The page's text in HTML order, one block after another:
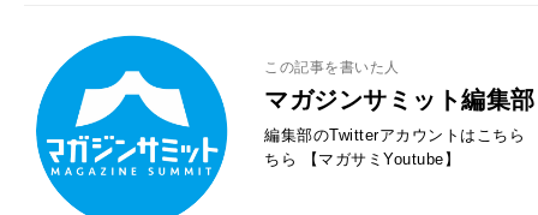
この記事を書いた人
マガジンサミット編集部
編集部のTwitterアカウントはこちら
ちら
【マガサミYoutube】